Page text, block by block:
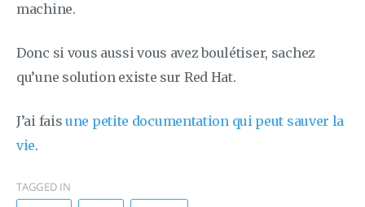
machine.
Donc si vous aussi vous avez boulétiser, sachez
qu’une solution existe sur Red Hat.
J’ai faisune petite documentation qui peut sauver la
vie.
TAGGED IN